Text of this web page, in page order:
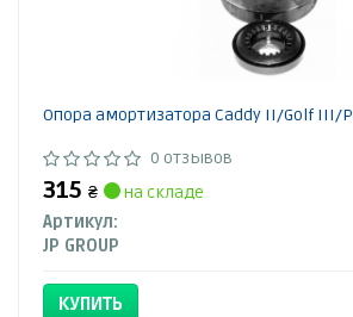
Опора амортизатора Caddy II/Golf III/
0 отзывов
315 ₴
на складе
Артикул:
JP GROUP
КУПИТЬ